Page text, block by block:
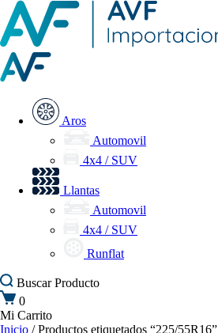
Aros
Automovil
4x4 / SUV
Llantas
Automovil
4x4 / SUV
Runflat
BuscarProducto
0
Mi Carrito
Inicio / Productos etiquetados “225/55R16”